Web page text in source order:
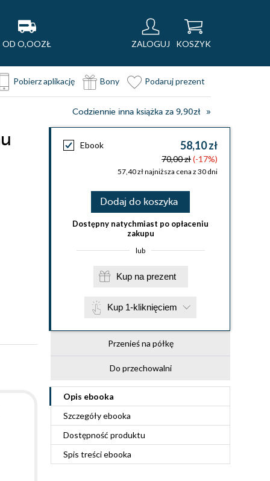
OD O,OOZŁ ZALOGUJ KOSZYK
Pobierz aplikację Bony Podaruj prezent
Codziennie inna książka za 9,90zł
Ebook 58,10 zł
70,00 zł(-17%)
57,40 zł najniższa cena z 30 dni
Dodaj do koszyka
Dostępny natychmiast po opłaceniu
zakupu
lub
Kup na prezent
Kup 1-kliknięciem
Przenieś na półkę
Do przechowalni
Opis ebooka
Szczegółyebooka
Dostępność produktu
Spis treściebooka